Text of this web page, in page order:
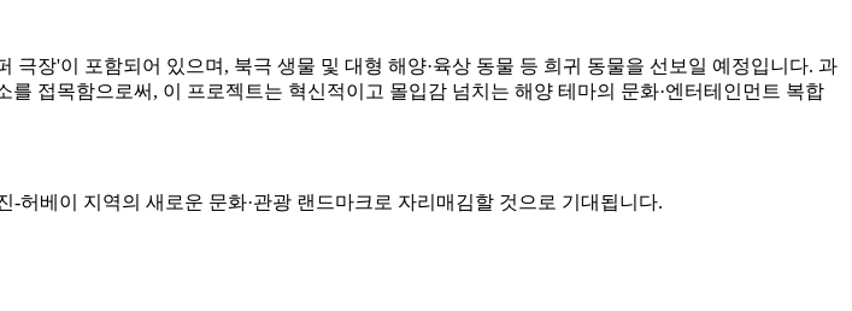
극장'이 포함되어 있으며, 북극 생물 및 대형 해양·육상 동물 등 희귀 동물을 선보일 예정입니다. 과
접목함으로써, 이 프로젝트는 혁신적이고 몰입감 넘치는 해양 테마의 문화·엔터테인먼트 복합
허베이 지역의 새로운 문화·관광 랜드마크로 자리매김할 것으로 기대됩니다.